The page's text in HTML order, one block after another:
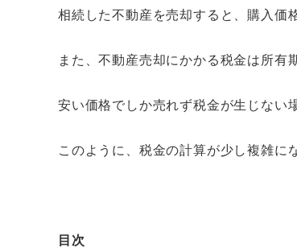
相続した不動産を売却すると、購入価
また、不動産売却にかかる税金は所有
安い価格でしか売れず税金が生じない
このように、税金の計算が少し複雑に
目次